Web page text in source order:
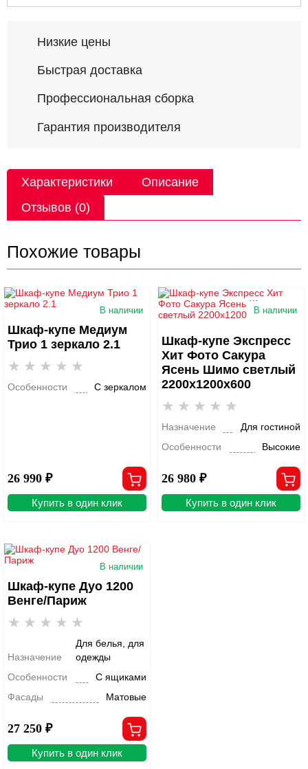
Низкие цены
Быстрая доставка
Профессиональная сборка
Гарантия производителя
Характеристики
Описание
Отзывов (0)
Похожие товары
В наличии
Шкаф-купе Медиум
Трио 1 зеркало 2.1
Особенности С зеркалом
26 990 ₽
Купить в один клик
В наличии
Шкаф-купе Экспресс
Хит Фото Сакура
Ясень Шимо светлый
2200x1200x600
Назначение
Для гостиной
Особенности
Высокие
26 980 ₽
Купить в один клик
В наличии
Шкаф-купе Дуо 1200
Венге/Париж
Назначение
Для белья, для
одежды
Особенности
С ящиками
Фасады
Матовые
27 250 ₽
Купить в один клик